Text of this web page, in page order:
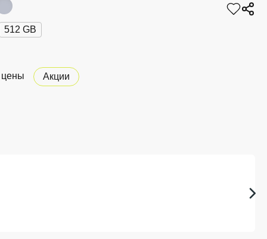
512 GB
цены Акции